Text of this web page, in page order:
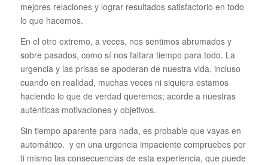
mejores relaciones y lograr resultados satisfactorio en todo
lo que hacemos.
En el otro extremo, a veces, nos sentimos abrumados y
sobre pasados, como sí nos faltara tiempo para todo. La
urgencia y las prisas se apoderan de nuestra vida, incluso
cuando en realidad, muchas veces ni siquiera estamos
haciendo lo que de verdad queremos; acorde a nuestras
auténticas motivaciones y objetivos.
Sin tiempo aparente para nada, es probable que vayas en
automático. y en una urgencia impaciente compruebes por
ti mismo las consecuencias de esta experiencia, que puede